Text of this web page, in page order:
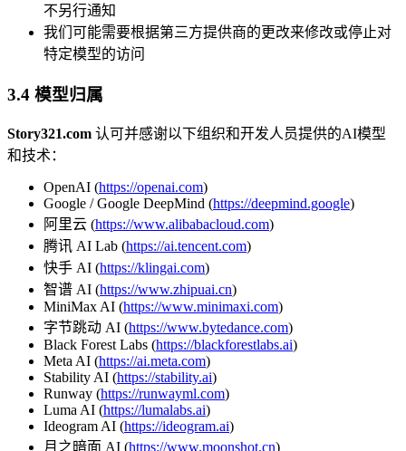
不另行通知
我们可能需要根据第三方提供商的更改来修改或停止对
特定模型的访问
3.4 模型归属
Story321.com 认可并感谢以下组织和开发人员提供的AI模型
和技术：
OpenAI (https://openai.com)
Google / Google DeepMind (https://deepmind.google)
阿里云 (https://www.alibabacloud.com)
腾讯 AI Lab (https://ai.tencent.com)
快手 AI (https://klingai.com)
智谱 AI (https://www.zhipuai.cn)
MiniMax AI (https://www.minimaxi.com)
字节跳动 AI (https://www.bytedance.com)
Black Forest Labs (https://blackforestlabs.ai)
Meta AI (https://ai.meta.com)
Stability AI (https://stability.ai)
Runway (https://runwayml.com)
Luma AI (https://lumalabs.ai)
Ideogram AI (https://ideogram.ai)
月之暗面 AI (https://www.moonshot.cn)